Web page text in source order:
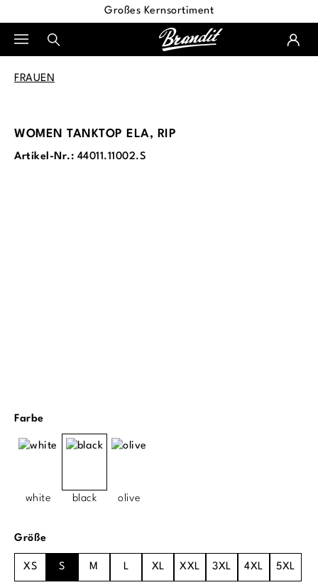
Großes Kernsortiment
FRAUEN
WOMEN TANKTOP ELA, RIP
Artikel-Nr.: 44011.11002.S
Farbeauswählen
white black olive
Größeauswählen
XS S M L XL XXL 3XL 4XL 5XL